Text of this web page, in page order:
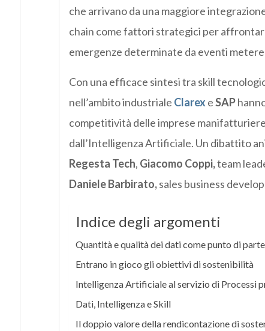
che arrivano da una maggiore
chain come fattori strategici per
emergenze determinate da eventi
Con una efficace sintesi tra skill
nell’ambito industriale Clarex eSAP
competitività delle imprese
dall’Intelligenza Artificiale. Un dibattito
Regesta Tech, Giacomo Coppi,team
Daniele Barbirato,sales business
Indice degli argomenti
Quantità e qualità dei dati come punto di
Entrano in gioco gli obiettivi di sostenibilità
Intelligenza Artificiale al servizio di Processi
Dati, Intelligenza e Skill
Il doppio valore della rendicontazione di